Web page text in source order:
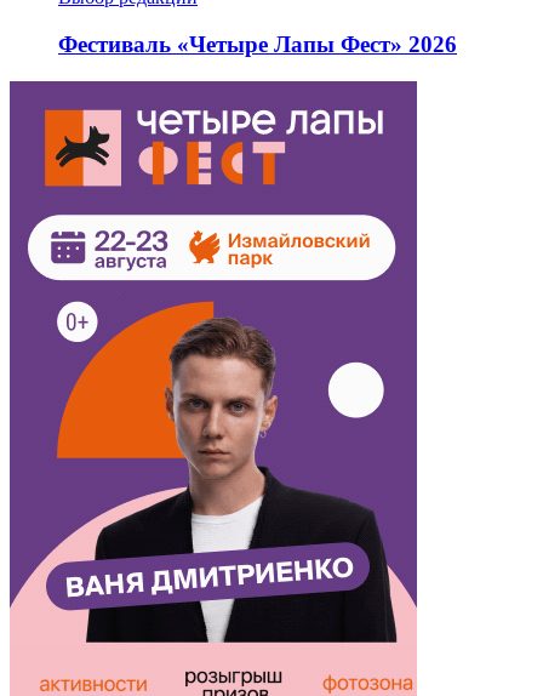
Фестиваль «Четыре Лапы Фест» 2026